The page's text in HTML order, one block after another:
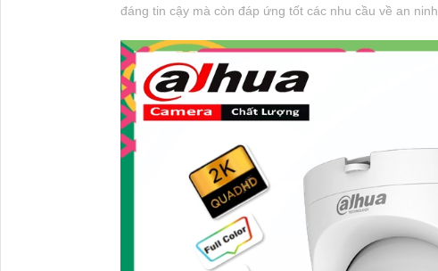
đáng tin cậy mà còn đáp ứng tốt các nhu cầu về an